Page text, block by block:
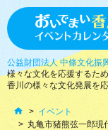
公益財団法人 中條文化振
様々な文化を応援するた
香川の様々な文化発展を応
イベント
丸亀市猪熊弦一郎現